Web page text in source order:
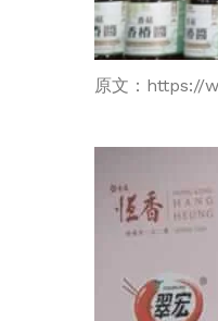
原文： https://